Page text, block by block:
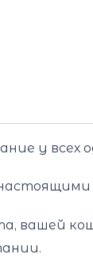
у всех
вашей